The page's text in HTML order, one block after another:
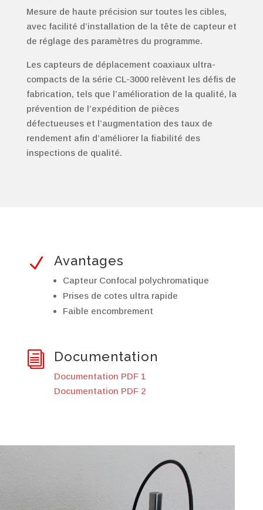
Mesure de haute précision sur toutes les cibles,
avec facilité d’installation de la tête de capteur et
de réglage des paramètres du programme.
Les capteurs de déplacement coaxiaux ultra-
compacts de la série CL-3000 relèvent les défis de
fabrication, tels que l’amélioration de la qualité, la
prévention de l’expédition de pièces
défectueuses et l’augmentation des taux de
rendement afin d’améliorer la fiabilité des
inspections de qualité.
N Avantages
Capteur Confocal polychromatique
Prises de cotes ultra rapide
Faible encombrement
i Documentation
Documentation PDF 1
Documentation PDF 2